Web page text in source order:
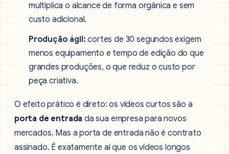
multiplica o alcance de forma orgânica e sem
custo adicional.
Produção ágil: cortes de 30 segundos exigem
menos equipamento e tempo de edição do que
grandes produções, o que reduz o custo por
peça criativa.
O efeito prático é direto: os vídeos curtos são a
porta de entrada da sua empresa para novos
mercados. Mas a porta de entrada não é contrato
assinado. É exatamente aí que os vídeos longos